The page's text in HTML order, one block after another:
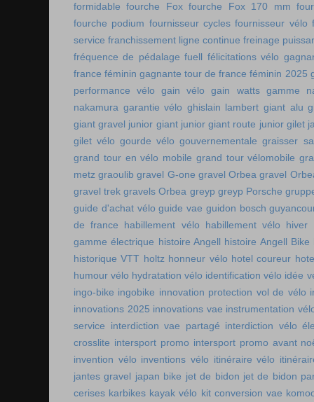
formidable fourche Fox fourche Fox 170 mm
fourche podium fournisseur cycles fournisseur vélo
service franchissement ligne continue freinage
fréquence de pédalage fuell félicitations vélo
france féminin gagnante tour de france féminin 2025
performance vélo
gain vélo gain watts gamme
nakamura garantie vélo ghislain lambert giant alu
giant gravel junior giant junior giant route junior gilet
gilet vélo gourde vélo gouvernementale graisser
grand tour en vélo mobile grand tour vélomobile
metz graoulib gravel G-one gravel Orbea gravel
gravel trek gravels Orbea greyp greyp Porsche
guide d'achat vélo guide vae guidon bosch
de france
habillement vélo habillement vélo hiver
gamme électrique histoire Angell histoire Angell Bike
historique VTT holtz honneur vélo hotel coureur
humour vélo hydratation vélo identification vélo idée
ingo-bike ingobike innovation protection vol de vélo
innovations 2025 innovations vae instrumentation
service
interdiction vae partagé interdiction vélo
crosslite intersport promo intersport promo avant
invention vélo inventions vélo itinéraire vélo
jantes gravel japan bike jet de bidon jet de bidon
cerises karbikes kayak vélo kit conversion vae